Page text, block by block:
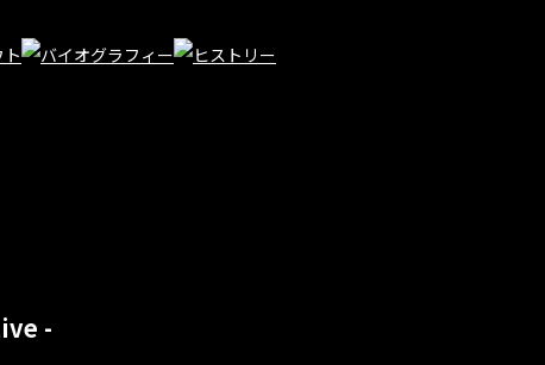
-